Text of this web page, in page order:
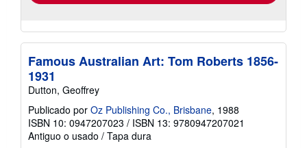
Famous Australian Art: Tom Roberts 1856-
1931
Dutton, Geoffrey
Publicado por Oz Publishing Co., Brisbane, 1988
ISBN 10: 0947207023 / ISBN 13: 9780947207021
Antiguo o usado / Tapa dura